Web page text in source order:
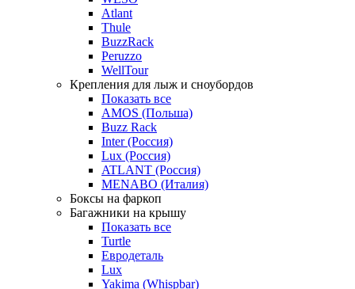
Atlant
Thule
BuzzRack
Peruzzo
WellTour
Крепления для лыж и сноубордов
Показать все
AMOS (Польша)
Buzz Rack
Inter (Россия)
Lux (Россия)
ATLANT (Россия)
MENABO (Италия)
Боксы на фаркоп
Багажники на крышу
Показать все
Turtle
Евродеталь
Lux
Yakima (Whispbar)